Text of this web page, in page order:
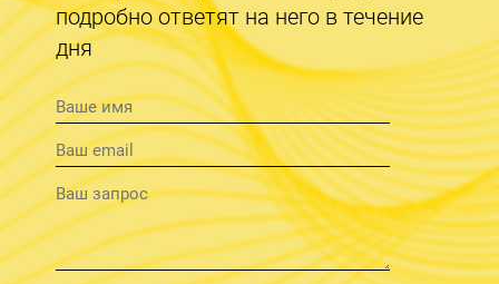
подробно ответят на него в течение
дня